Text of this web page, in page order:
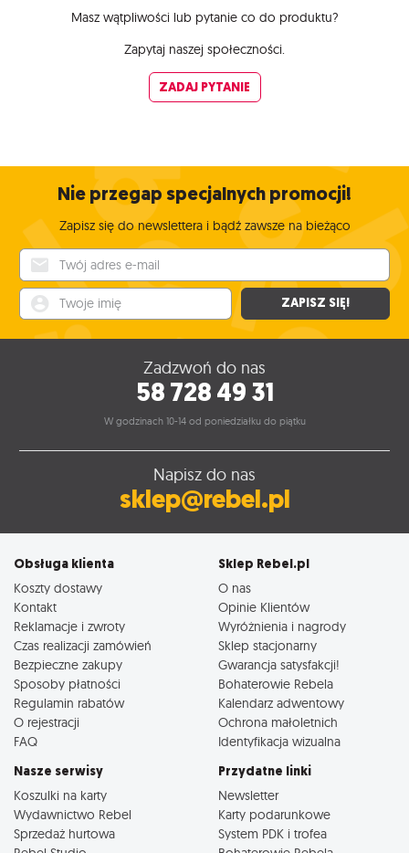
Masz wątpliwości lub pytanie co do produktu?
Zapytaj naszej społeczności.
ZADAJ PYTANIE
Nie przegap specjalnych promocji!
Zapisz się do newslettera i bądź zawsze na bieżąco
ZAPISZ SIĘ!
Zadzwoń do nas
58 728 49 31
W godzinach 10-14 od poniedziałku do piątku
Napisz do nas
sklep@rebel.pl
Obsługa klienta
Koszty dostawy
Kontakt
Reklamacje i zwroty
Czas realizacji zamówień
Bezpieczne zakupy
Sposoby płatności
Regulamin rabatów
O rejestracji
FAQ
Sklep Rebel.pl
O nas
Opinie Klientów
Wyróżnienia i nagrody
Sklep stacjonarny
Gwarancja satysfakcji!
Bohaterowie Rebela
Kalendarz adwentowy
Ochrona małoletnich
Identyfikacja wizualna
Nasze serwisy
Koszulki na karty
Wydawnictwo Rebel
Sprzedaż hurtowa
Przydatne linki
Newsletter
Karty podarunkowe
System PDK i trofea